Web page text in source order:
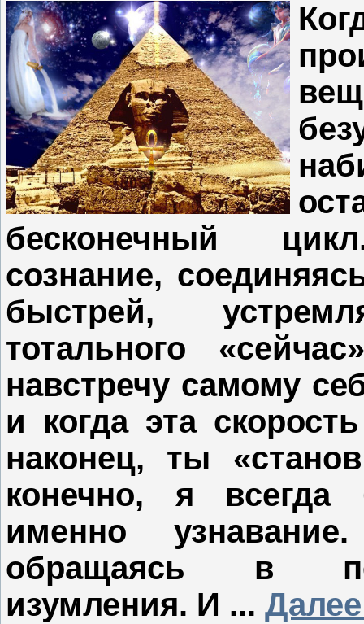
бесконечный
сознание,
быстрей,
тотального
навстречу самому
и когда эта
наконец, ты
конечно, я
именно
обращаясь в
изумления. И ...